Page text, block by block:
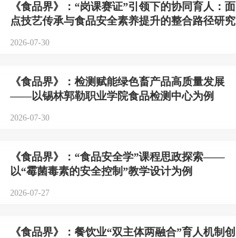
《食品界》：“岗课赛证”引领下的协同育人：面
点技艺传承与食品安全素养提升的整合路径研究
2026-07-30
《食品界》：检测赋能绿色畜产品高质量发展
——以锡林郭勒职业学院食品检测中心为例
2026-07-30
《食品界》：“食品安全学”课程思政探索——
以“霉菌毒素的安全控制”教学设计为例
2026-07-27
《食品界》：餐饮业“双主体两融合”育人机制创